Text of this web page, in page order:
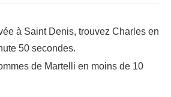
à Saint Denis, trouvez Charles en
50 secondes.
de Martelli en moins de 10